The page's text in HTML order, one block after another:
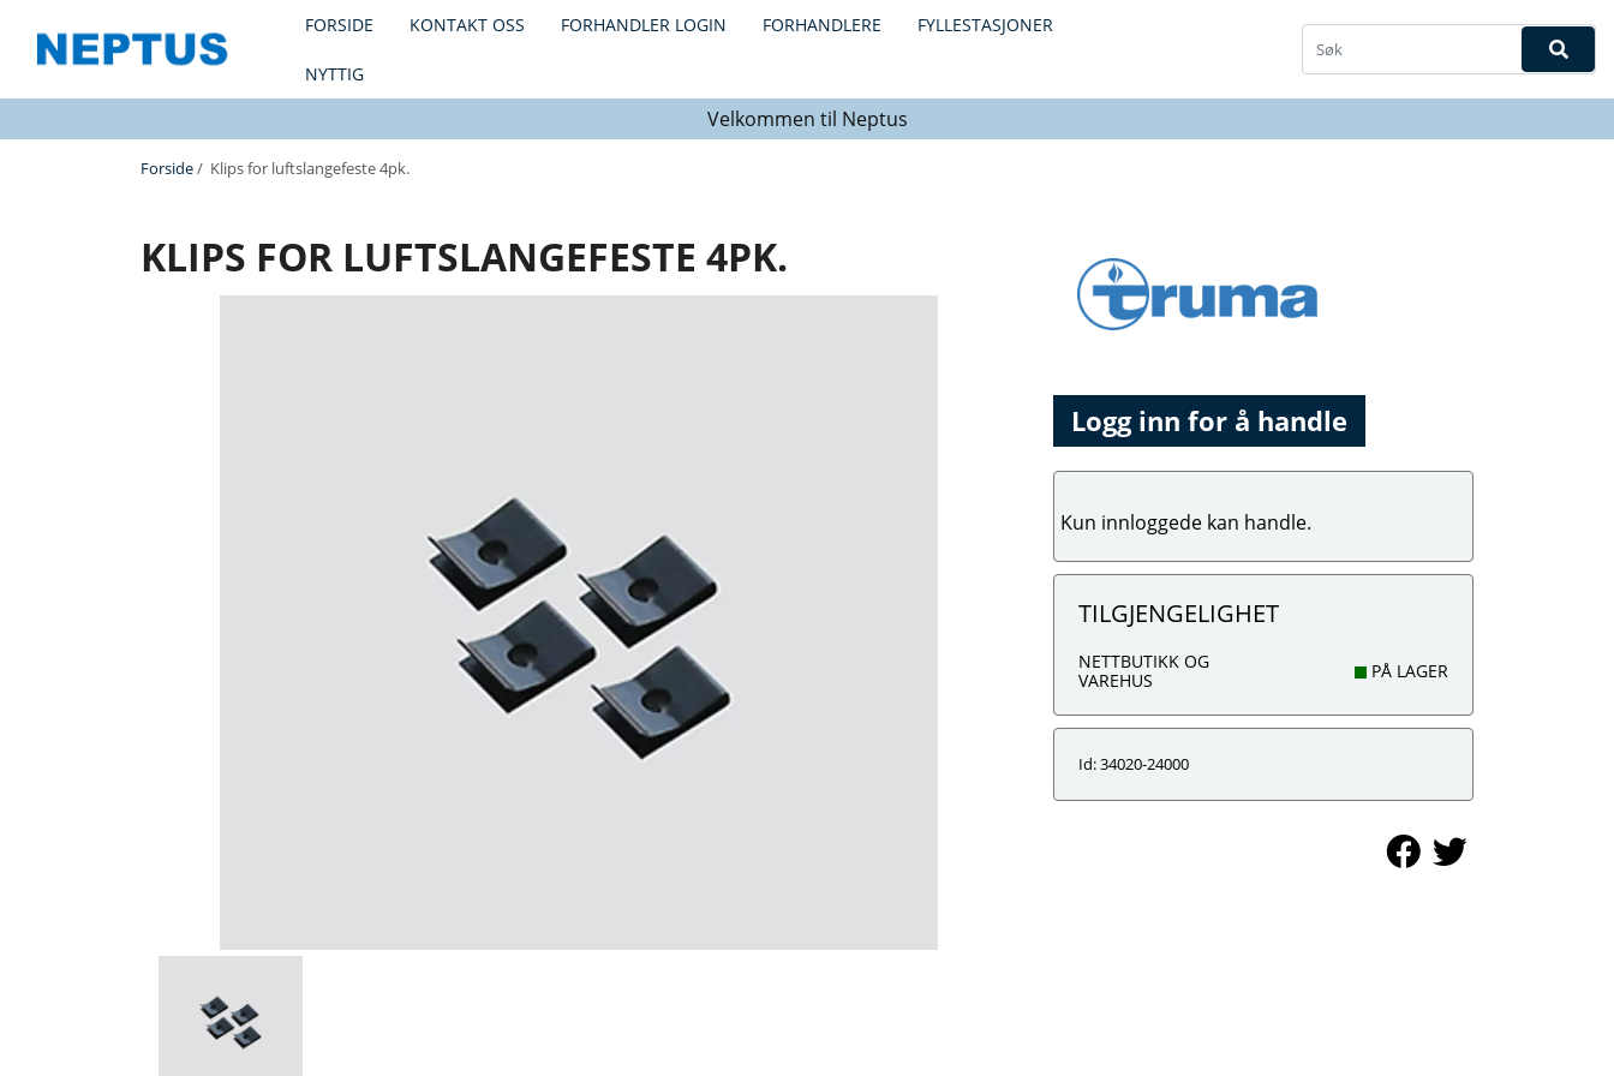
FORSIDE KONTAKT OSS FORHANDLER LOGIN FORHANDLERE FYLLESTASJONER
NYTTIG
Velkommen til Neptus
Forside/ Klips for luftslangefeste 4pk.
KLIPS FOR LUFTSLANGEFESTE 4PK.
Logg inn for å handle
Kun innloggede kan handle.
TILGJENGELIGHET
NETTBUTIKK OG
VAREHUS
PÅ LAGER
Id: 34020-24000